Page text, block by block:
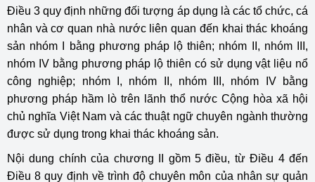
Điều 3 quy định những đối tượng áp dụng là các tổ chức, cá
nhân và cơ quan nhà nước liên quan đến khai thác khoáng
sản nhóm I bằng phương pháp lộ thiên; nhóm II, nhóm III,
nhóm IV bằng phương pháp lộ thiên có sử dụng vật liệu nổ
công nghiệp; nhóm I, nhóm II, nhóm III, nhóm IV bằng
phương pháp hầm lò trên lãnh thổ nước Cộng hòa xã hội
chủ nghĩa Việt Nam và các thuật ngữ chuyên ngành thường
được sử dụng trong khai thác khoáng sản.
Nội dung chính của chương II gồm 5 điều, từ Điều 4 đến
Điều 8 quy định về trình độ chuyên môn của nhân sự quản